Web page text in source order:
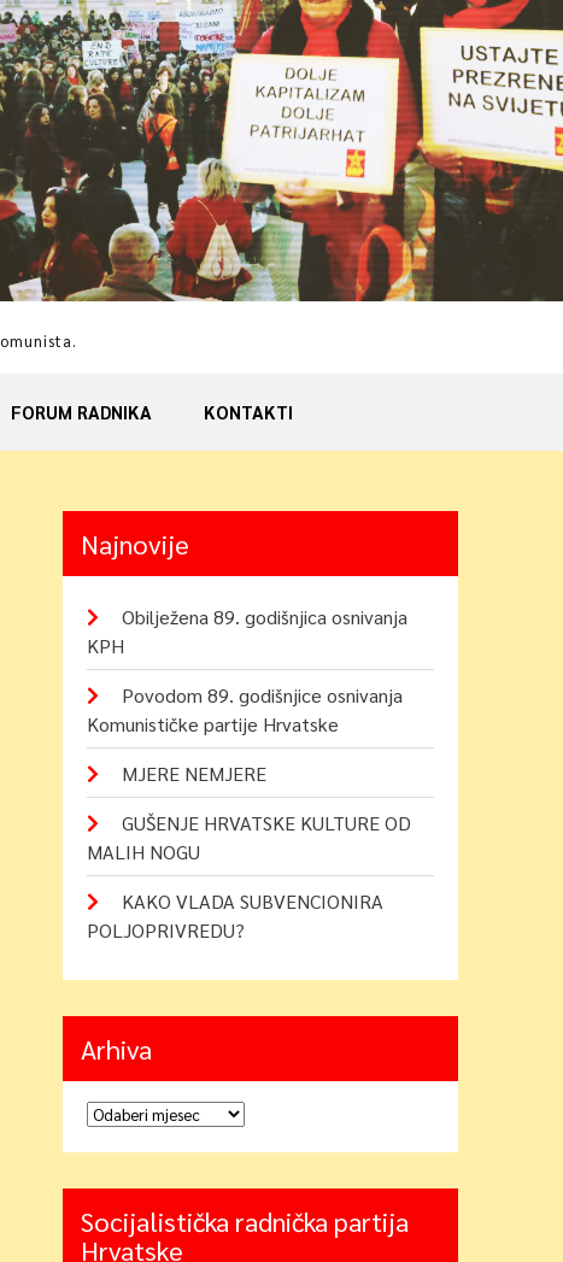
FORUM RADNIKA KONTAKTI
Najnovije
Obilježena 89. godišnjica osnivanja
KPH
Povodom 89. godišnjice osnivanja
Komunističke partije Hrvatske
MJERE NEMJERE
GUŠENJE HRVATSKE KULTURE OD
MALIH NOGU
KAKO VLADA SUBVENCIONIRA
POLJOPRIVREDU?
Arhiva
Arhiva
Socijalistička radnička partija
Hrvatske